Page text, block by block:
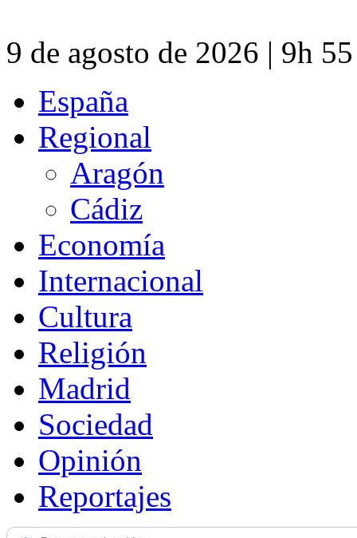
9 de agosto de 2026 | 9h
España
Regional
Aragón
Cádiz
Economía
Internacional
Cultura
Religión
Madrid
Sociedad
Opinión
Reportajes